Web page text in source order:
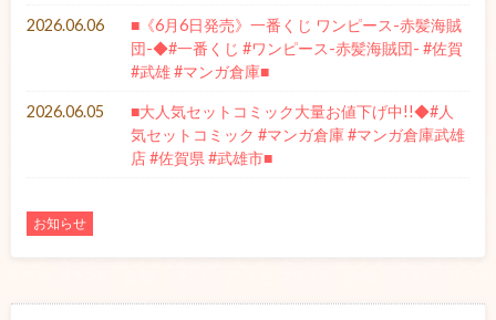
2026.06.06
■《6月6日発売》一番くじ ワンピース-赤髪海賊
団-◆#一番くじ #ワンピース-赤髪海賊団- #佐賀
#武雄 #マンガ倉庫■
2026.06.05
■大人気セットコミック大量お値下げ中!!◆#人
気セットコミック #マンガ倉庫 #マンガ倉庫武雄
店 #佐賀県 #武雄市■
お知らせ